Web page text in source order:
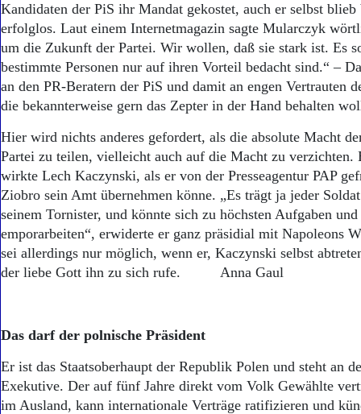
Kandidaten der PiS ihr Mandat gekostet, auch er selbst
erfolglos. Laut einem Internetmagazin sagte Mularczyk
um die Zukunft der Partei. Wir wollen, daß sie stark ist. Es
bestimmte Personen nur auf ihren Vorteil bedacht sind.“ –
an den PR-Beratern der PiS und damit an engen Vertrauten
die bekannterweise gern das Zepter in der Hand behalten
Hier wird nichts anderes gefordert, als die absolute Macht
Partei zu teilen, vielleicht auch auf die Macht zu verzichten.
wirkte Lech Kaczynski, als er von der Presseagentur PAP
Ziobro sein Amt übernehmen könne. „Es trägt ja jeder
seinem Tornister, und könnte sich zu höchsten Aufgaben
emporarbeiten“, erwiderte er ganz präsidial mit Napoleons
sei allerdings nur möglich, wenn er, Kaczynski selbst
der liebe Gott ihn zu sich rufe. Anna Gaul
Das darf der polnische Präsident
Er ist das Staatsoberhaupt der Republik Polen und steht an
Exekutive. Der auf fünf Jahre direkt vom Volk Gewählte
im Ausland, kann internationale Verträge ratifizieren und